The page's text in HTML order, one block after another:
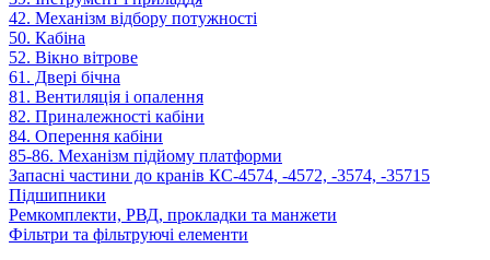
42. Механізм відбору потужності
50. Кабіна
52. Вікно вітрове
61. Двері бічна
81. Вентиляція і опалення
82. Приналежності кабіни
84. Оперення кабіни
85-86. Механізм підйому платформи
Запасні частини до кранів КС-4574, -4572, -3574, -35715
Підшипники
Ремкомплекти, РВД, прокладки та манжети
Фільтри та фільтруючі елементи